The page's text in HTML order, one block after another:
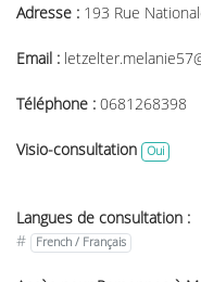
Adresse : 193 Rue
Email :
Téléphone : 0681268398
Visio-consultation Oui
Langues de consultation :
#
French / Français